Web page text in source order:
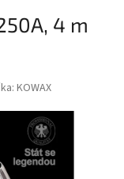
4 m
KOWAX